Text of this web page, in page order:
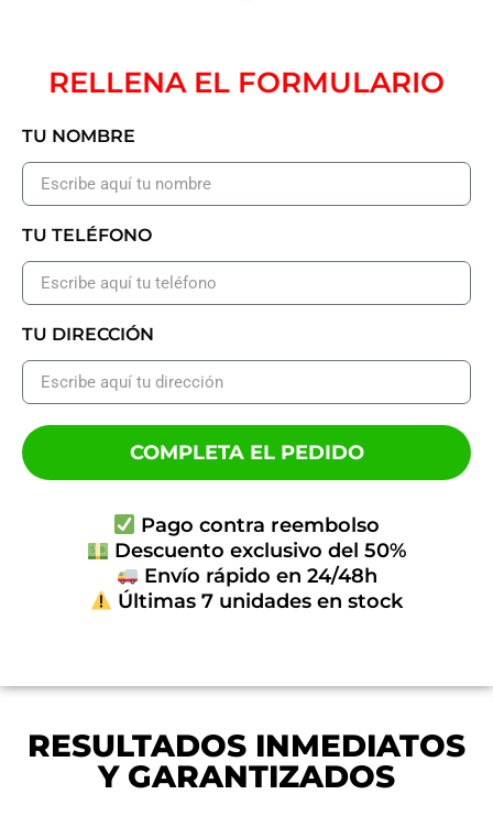
RELLENA EL FORMULARIO
TU NOMBRE
TU TELÉFONO
TU DIRECCIÓN
COMPLETA EL PEDIDO
Pago contra reembolso
Descuento exclusivo del 50%
Envío rápido en 24/48h
Últimas 7 unidades en stock
RESULTADOS INMEDIATOS
Y GARANTIZADOS